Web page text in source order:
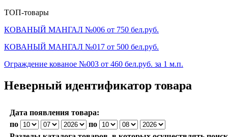
ТОП-товары
КОВАНЫЙ МАНГАЛ №006 от 750 бел.руб.
КОВАНЫЙ МАНГАЛ №017 от 500 бел.руб.
Ограждение кованое №003 от 460 бел.руб. за 1 м.п.
Неверный идентификатор товара
Дата появления товара:
по
по